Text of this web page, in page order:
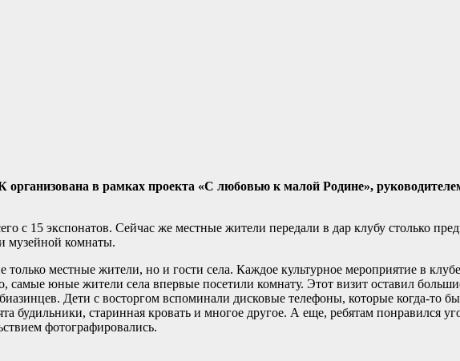
организована в рамках проекта «С любовью к малой Родине»,
с 15 экспонатов. Сейчас же местные жители передали в дар клубу столько
музейной комнаты.
местные жители, но и гости села. Каждое культурное мероприятие в
самые юные жители села впервые посетили комнату. Этот визит оставил
Дети с восторгом вспоминали дисковые телефоны, которые когда-то
будильники, старинная кровать и многое другое. А еще, ребятам понравился
фотографировались.